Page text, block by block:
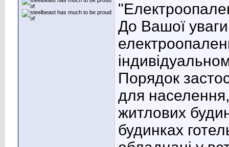
До Вашої
Порядок
для
житлових
будинках